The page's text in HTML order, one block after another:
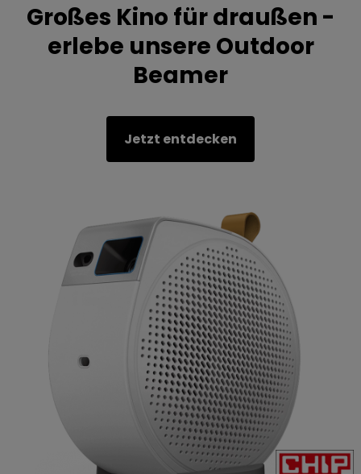
Großes Kino für draußen -
erlebe unsere Outdoor
Beamer
Jetzt entdecken